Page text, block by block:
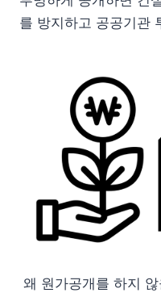
를 방지하고 공공기관
왜 원가공개를 하지